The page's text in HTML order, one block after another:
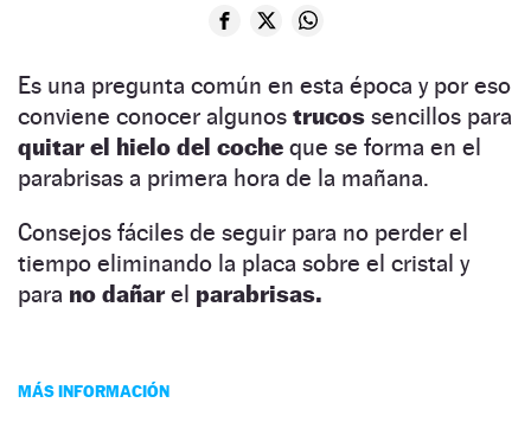
Es una pregunta común en esta época y por eso
conviene conocer algunos trucos sencillos para
quitar el hielo del coche que se forma en el
parabrisas a primera hora de la mañana.
Consejos fáciles de seguir para no perder el
tiempo eliminando la placa sobre el cristal y
para no dañarel parabrisas.
MÁS INFORMACIÓN